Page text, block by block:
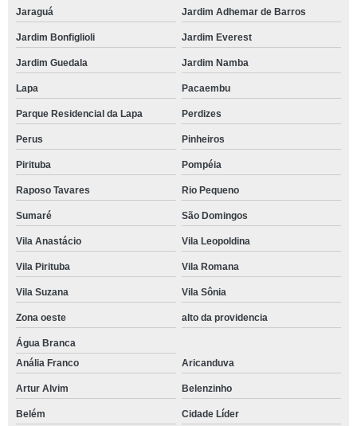
Jaraguá Jardim Adhemar de Barros
Jardim Bonfiglioli Jardim Everest
Jardim Guedala Jardim Namba
Lapa Pacaembu
Parque Residencial da Lapa Perdizes
Perus Pinheiros
Pirituba Pompéia
Raposo Tavares Rio Pequeno
Sumaré São Domingos
Vila Anastácio Vila Leopoldina
Vila Pirituba Vila Romana
Vila Suzana Vila Sônia
Zona oeste alto da providencia
Água Branca
Anália Franco
Aricanduva
Artur Alvim Belenzinho
Belém Cidade Líder